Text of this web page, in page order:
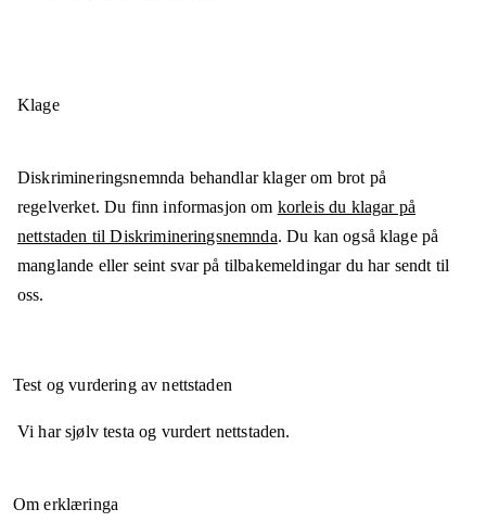
Klage
Diskrimineringsnemnda behandlar klager om brot på
regelverket. Du finn informasjon om korleis du klagar på
nettstaden til Diskrimineringsnemnda. Du kan også klage på
manglande eller seint svar på tilbakemeldingar du har sendt til
oss.
Test og vurdering av nettstaden
Vi har sjølv testa og vurdert nettstaden.
Om erklæringa